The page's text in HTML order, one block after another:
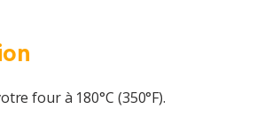
four à 180°C (350°F).